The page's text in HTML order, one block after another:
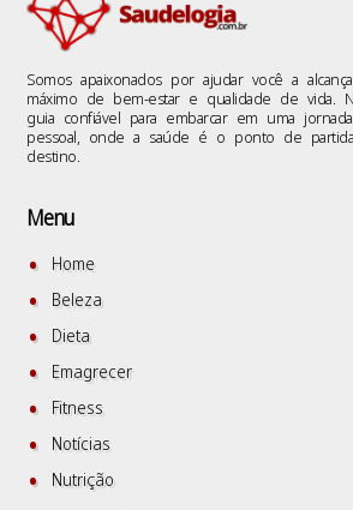
Somos apaixonados por ajudar você a
máximo de bem-estar e qualidade de vida.
guia confiável para embarcar em uma
pessoal, onde a saúde é o ponto de
destino.
Menu
Home
Beleza
Dieta
Emagrecer
Fitness
Notícias
Nutrição